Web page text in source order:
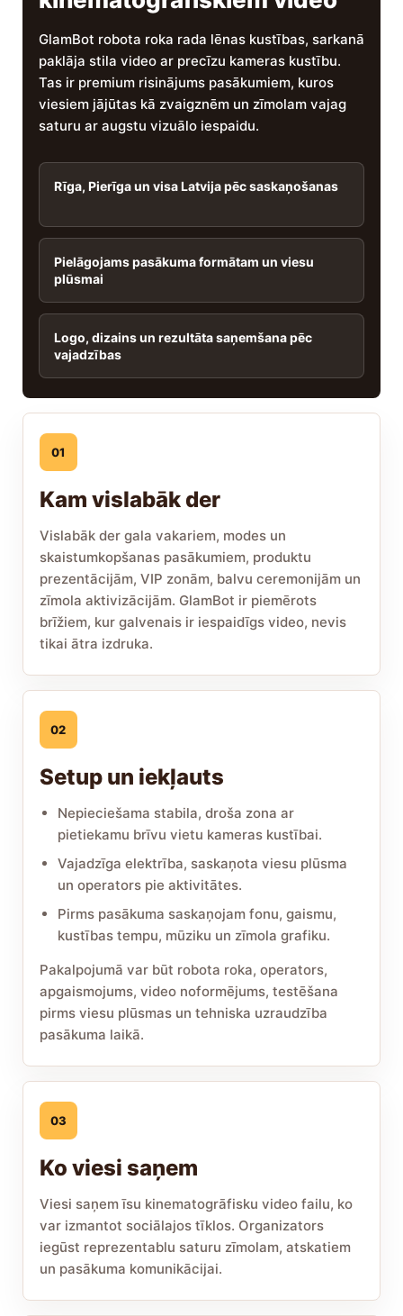
GlamBot robota roka rada lēnas kustības, sarkanā
paklāja stila video ar precīzu kameras kustību.
Tas ir premium risinājums pasākumiem, kuros
viesiem jājūtas kā zvaigznēm un zīmolam vajag
saturu ar augstu vizuālo iespaidu.
Rīga, Pierīga un visa Latvija pēc saskaņošanas
Pielāgojams pasākuma formātam un viesu
plūsmai
Logo, dizains un rezultāta saņemšana pēc
vajadzības
01
Kam vislabāk der
Vislabāk der gala vakariem, modes un
skaistumkopšanas pasākumiem, produktu
prezentācijām, VIP zonām, balvu ceremonijām un
zīmola aktivizācijām. GlamBot ir piemērots
brīžiem, kur galvenais ir iespaidīgs video, nevis
tikai ātra izdruka.
02
Setup un iekļauts
Nepieciešama stabila, droša zona ar
pietiekamu brīvu vietu kameras kustībai.
Vajadzīga elektrība, saskaņota viesu plūsma
un operators pie aktivitātes.
Pirms pasākuma saskaņojam fonu, gaismu,
kustības tempu, mūziku un zīmola grafiku.
Pakalpojumā var būt robota roka, operators,
apgaismojums, video noformējums, testēšana
pirms viesu plūsmas un tehniska uzraudzība
pasākuma laikā.
03
Ko viesi saņem
Viesi saņem īsu kinematogrāfisku video failu, ko
var izmantot sociālajos tīklos. Organizators
iegūst reprezentablu saturu zīmolam, atskatiem
un pasākuma komunikācijai.